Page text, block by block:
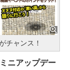
チャンス！
ニアップデー